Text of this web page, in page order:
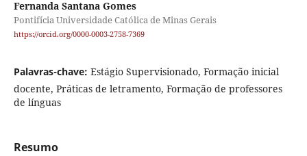
Fernanda Santana Gomes
Pontifícia Universidade Católica de Minas Gerais
https://orcid.org/0000-0003-2758-7369
Palavras-chave: Estágio Supervisionado, Formação inicial
docente, Práticas de letramento, Formação de professores
de línguas
Resumo